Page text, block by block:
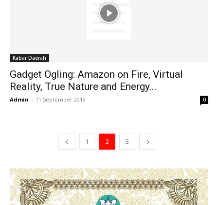
Kabar Daerah
Gadget Ogling: Amazon on Fire, Virtual
Reality, True Nature and Energy...
Admin - 11 September 2019 0
1 2 3